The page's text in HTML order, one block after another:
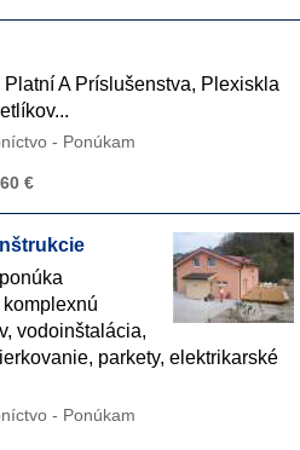
A Príslušenstva, Plexiskla
- Ponúkam
60 €
vodoinštalácia,
parkety, elektrikarské
- Ponúkam